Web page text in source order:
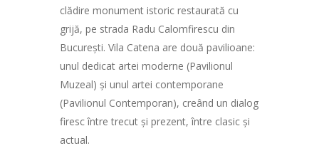
clădire monument istoric restaurată cu
grijă, pe strada Radu Calomfirescu din
București. Vila Catena are două pavilioane:
unul dedicat artei moderne (Pavilionul
Muzeal) și unul artei contemporane
(Pavilionul Contemporan), creând un dialog
firesc între trecut și prezent, între clasic și
actual.